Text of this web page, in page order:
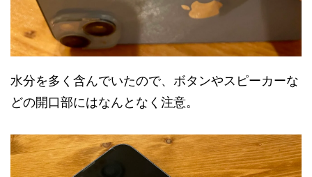
水分を多く含んでいたので、ボタンやスピーカーな
どの開口部にはなんとなく注意。